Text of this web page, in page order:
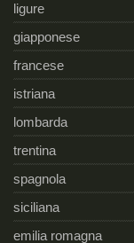
ligure
giapponese
francese
istriana
lombarda
trentina
spagnola
siciliana
emilia romagna